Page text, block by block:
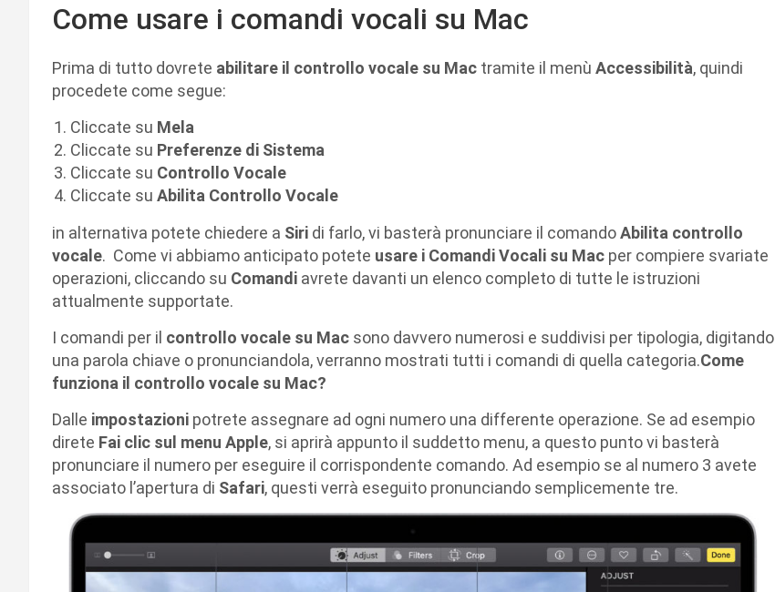
Come usare i comandi vocali su Mac
Prima di tutto dovrete abilitare il controllo vocale su Mac tramite il menù Accessibilità, quindi
procedete come segue:
Cliccate su Mela
Cliccate su Preferenze di Sistema
Cliccate su Controllo Vocale
Cliccate su Abilita Controllo Vocale
in alternativa potete chiedere a Siri di farlo, vi basterà pronunciare il comandoAbilita controllo
vocale. Come vi abbiamo anticipato potete usare i Comandi Vocali su Mac per compiere svariate
operazioni, cliccando su Comandi avrete davanti un elenco completo di tutte le istruzioni
attualmente supportate.
I comandi per il controllo vocale su Mac sono davvero numerosi e suddivisi per tipologia, digitando
una parola chiave o pronunciandola, verranno mostrati tutti i comandi di quella categoria.Come
funziona il controllo vocale su Mac?
Dalle impostazioni potrete assegnare ad ogni numero una differente operazione. Se ad esempio
direte Fai clic sul menu Apple, si aprirà appunto il suddetto menu, a questo punto vi basterà
pronunciare il numero per eseguire il corrispondente comando. Ad esempio se al numero 3 avete
associato l’apertura di Safari, questi verrà eseguito pronunciando semplicemente tre.